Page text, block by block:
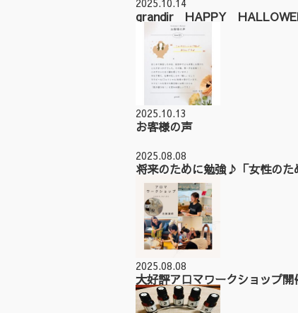
2025.10.14
grandir HAPPY
2025.10.13
お客様の声
2025.08.08
将来のために勉強♪「女性のた
2025.08.08
大好評アロマワークショップ開